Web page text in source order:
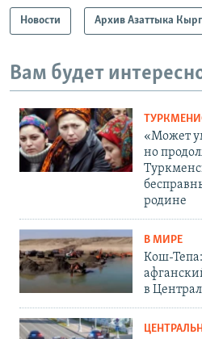
Новости Архив Азаттыка
Вам будет
«Может
но
родине
В МИРЕ
Кош-Тепа:
в